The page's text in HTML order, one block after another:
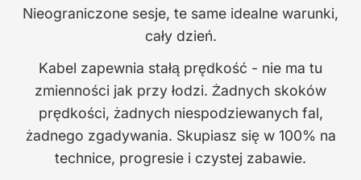
Nieograniczone sesje, te same idealne warunki,
cały dzień.
Kabel zapewnia stałą prędkość - nie ma tu
zmienności jak przy łodzi. Żadnych skoków
prędkości, żadnych niespodziewanych fal,
żadnego zgadywania. Skupiasz się w 100% na
technice, progresie i czystej zabawie.